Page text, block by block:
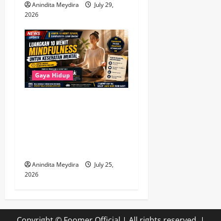
Anindita Meydira
July 29,
2026
Gaya Hidup
Anindita Meydira
July 25,
2026